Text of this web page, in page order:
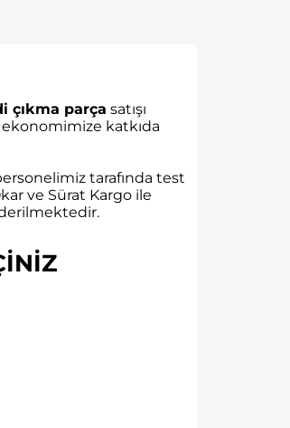
çıkma parça satışı
ekonomimize katkıda
tarafında test
ve Sürat Kargo ile